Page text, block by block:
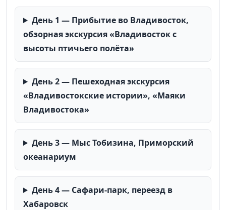
День 1 — Прибытие во Владивосток,
обзорная экскурсия «Владивосток с
высоты птичьего полёта»
День 2 — Пешеходная экскурсия
«Владивостокские истории», «Маяки
Владивостока»
День 3 — Мыс Тобизина, Приморский
океанариум
День 4 — Сафари-парк, переезд в
Хабаровск